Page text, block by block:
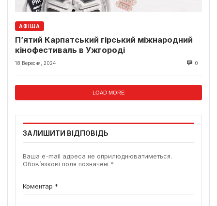
АФІША
П’ятий Карпатський гірський міжнародний
кінофестиваль в Ужгороді
18 Вересня, 2024 0
LOAD MORE
ЗАЛИШИТИ ВІДПОВІДЬ
Ваша e-mail адреса не оприлюднюватиметься.
Обов’язкові поля позначені *
Коментар *